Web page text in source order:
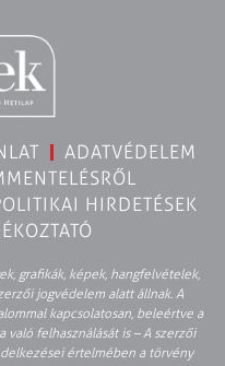
ADATVÉDELEM
HIRDETÉSEK
grafikák, képek, hangfelvételek,
jogvédelem alatt állnak. A
kapcsolatosan, beleértve a
való felhasználását is – A szerzői
értelmében a törvény